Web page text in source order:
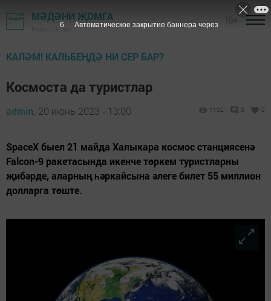
МӘДӘНИ ҖОМГА
Казан шәһәре
КАЛӘМ! КАЛЬБЕҢДӘ НИ СЕР БАР?
Космоста да туристлар
admin, 20 июнь 2023 - 13:00 1102 0 0
SpaceX быел 21 майда Халыкара космос станциясенә
Falcon-9 ракетасында икенче төркем туристларны
җибәрде, аларның һәркайсына әлеге билет 55 миллион
долларга төште.
5 Автоматическое закрытие баннера через